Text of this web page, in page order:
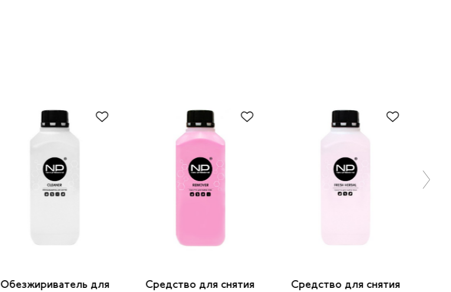
Обезжириватель для
Средство для снятия
Средство для снятия